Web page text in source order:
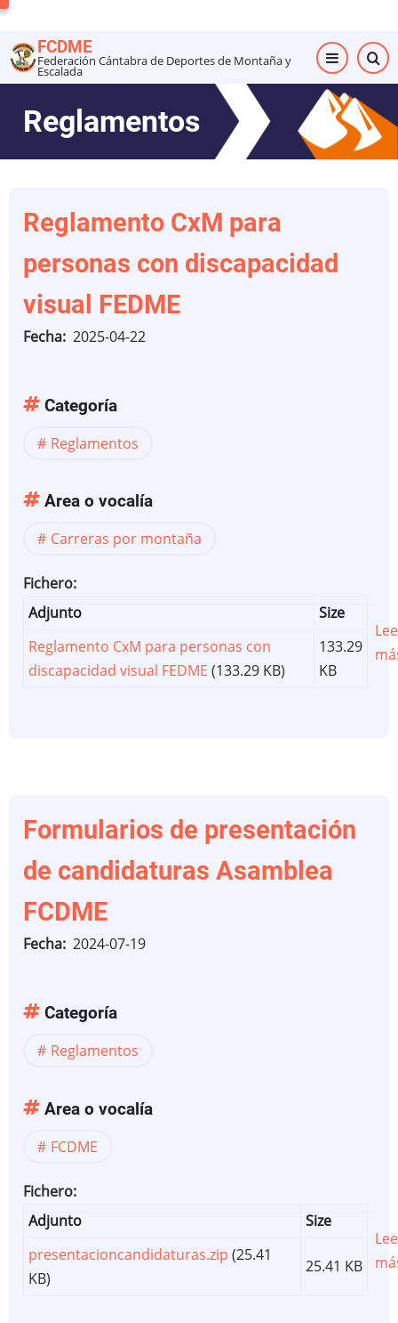
al
contenido
principal
FCDME
Federación Cántabra de Deportes de Montaña y
Escalada
Reglamentos
Reglamento CxM para
personas con discapacidad
visual FEDME
Fecha 2025-04-22
Categoría
Reglamentos
Area o vocalía
Carreras por montaña
Fichero
Adjunto
Size
Reglamento CxM para personas con
discapacidad visual FEDME (133.29 KB)
133.29
KB
Lee
Formularios de presentación
de candidaturas Asamblea
FCDME
Fecha 2024-07-19
Categoría
Reglamentos
Area o vocalía
FCDME
Fichero
Adjunto
Size
presentacioncandidaturas.zip (25.41
KB)
25.41 KB
Lee